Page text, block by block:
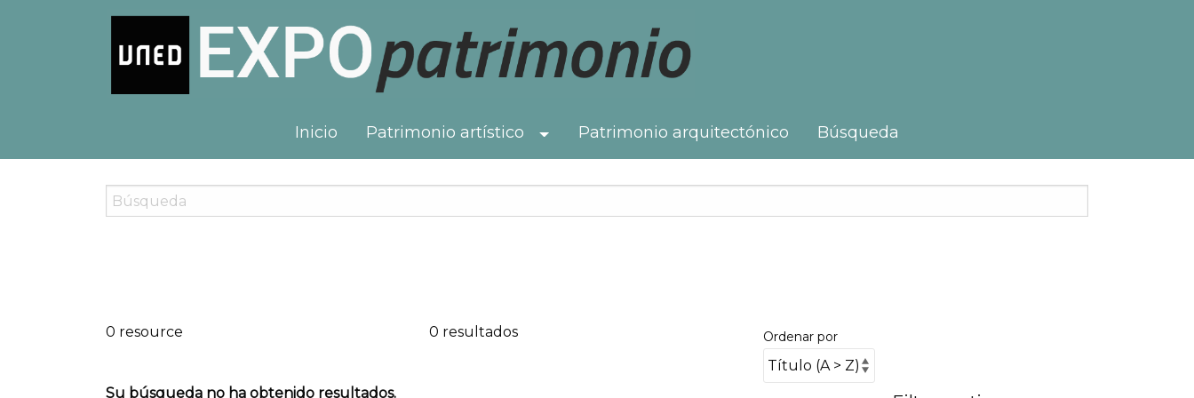
Inicio Patrimonio artístico Toggle Dropdown
Patrimonio arquitectónico Búsqueda
0 resource 0 resultados Ordenar por
Su búsqueda no ha obtenido resultados.